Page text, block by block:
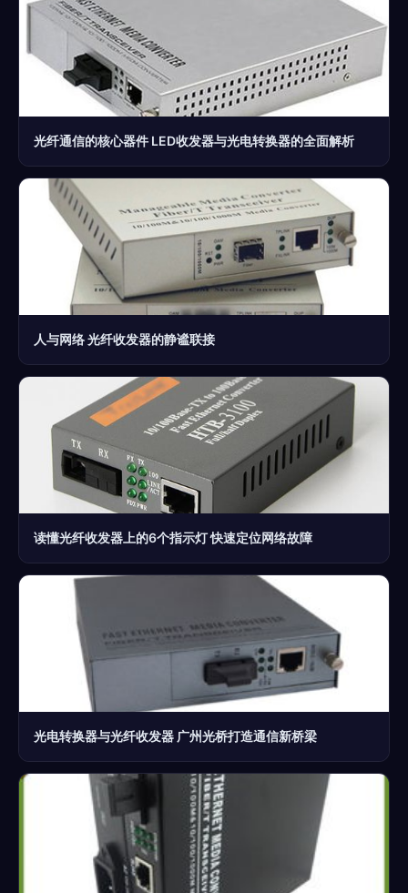
光纤通信的核心器件 LED收发器与光电转换器的全面解析
人与网络 光纤收发器的静谧联接
读懂光纤收发器上的6个指示灯 快速定位网络故障
光电转换器与光纤收发器 广州光桥打造通信新桥梁